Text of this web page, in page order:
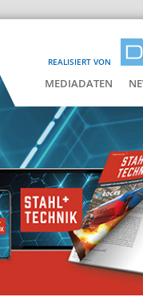
REALISIERT VON
MEDIADATEN